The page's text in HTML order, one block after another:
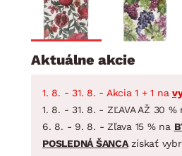
Aktuálne akcie
1. 8. - 31. 8. - Akcia 1 + 1 na
1. 8. - 31. 8. - ZĽAVA AŽ 30
6. 8. - 9. 8. - Zľava 15 % na
POSLEDNÁ ŠANCAzískať